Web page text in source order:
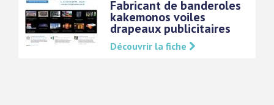
Fabricant de banderoles
kakemonos voiles
drapeaux publicitaires
Découvrir la fiche